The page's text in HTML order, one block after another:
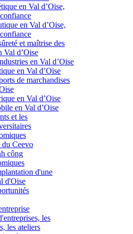
en Val d’Oise,
en Val d’Oise,
et maîtrise des
Val d’Oise
en Val d’Oise
en Val d’Oise
de marchandises
en Val d’Oise
en Val d’Oise
et les
du Ceevo
công
d'une
d'Oise
les
les ateliers